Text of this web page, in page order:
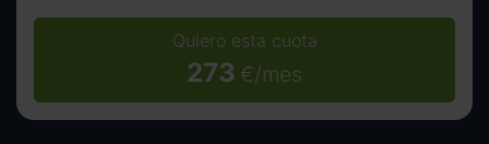
Quiero esta cuota
273 €/mes